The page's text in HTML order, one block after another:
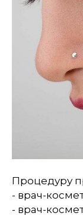
Процедуру
- врач-
- врач-